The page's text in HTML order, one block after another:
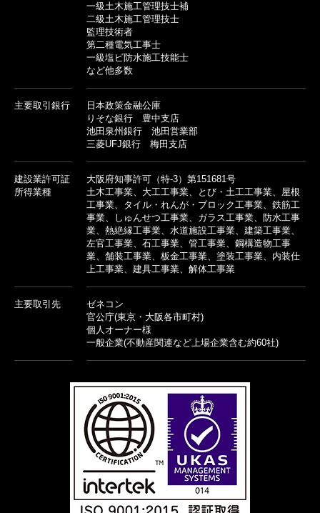
一級土木施工管理技士補
二級土木施工管理技士
監理技術者
第二種電気工事士
一級塩ビ防水施工技能士
など他多数
主要取引銀行
日本政策金融公庫
りそな銀行 豊中支店
池田泉州銀行 池田営業部
三菱UFJ銀行 梅田支店
建設業許可証
所得業種
大阪府知事許可（特-3）第151681号
土木工事業、大工工事業、とび・土工工事業、屋根
工事業、タイル・れんが・ブロック工事業、鉄筋工
事業、しゅんせつ工事業、ガラス工事業、防水工事
業、熱絶縁工事業、水道施設工事業、建築工事業、
左官工事業、石工事業、管工事業、鋼構造物工事
業、舗装工事業、板金工事業、塗装工事業、内装仕
上工事業、建具工事業、解体工事業
主要取引先
ゼネコン
官公庁(東京・大阪各市町村)
個人オーナー様
一般企業(不動産関連など上場企業含む約60社)